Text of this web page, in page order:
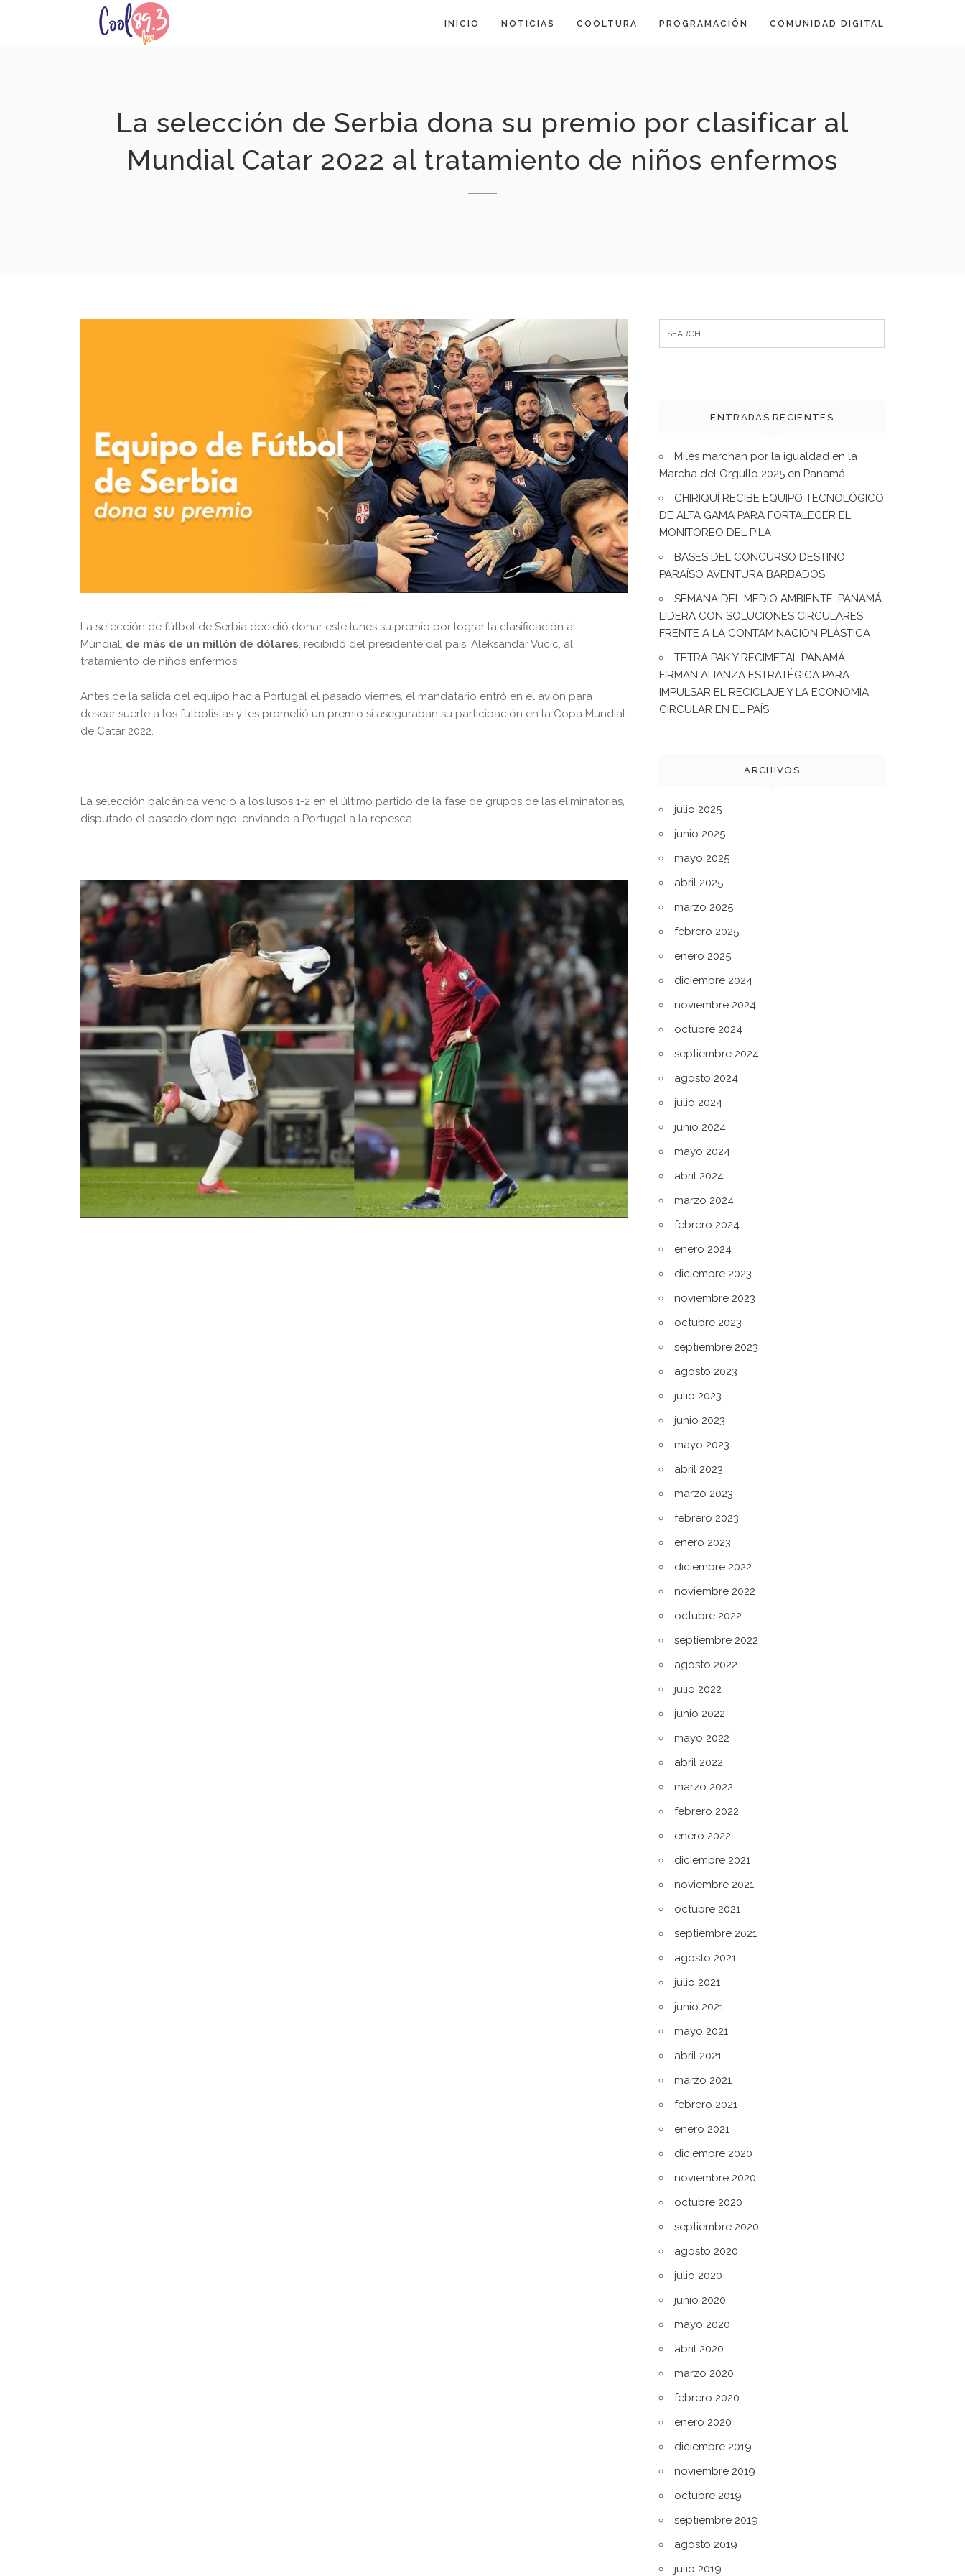
INICIO NOTICIAS COOLTURA PROGRAMACIÓN COMUNIDAD DIGITAL
La selección de Serbia dona su premio por clasificar al
Mundial Catar 2022 al tratamiento de niños enfermos
La selección de fútbol de Serbia decidió donar este lunes su premio por lograr la clasificación al
Mundial, de más de un millón de dólares, recibido del presidente del país, Aleksandar Vucic, al
tratamiento de niños enfermos.
Antes de la salida del equipo hacia Portugal el pasado viernes, el mandatario entró en el avión para
desear suerte a los futbolistas y les prometió un premio si aseguraban su participación en la Copa Mundial
de Catar 2022.
La selección balcánica venció a los lusos 1-2 en el último partido de la fase de grupos de las eliminatorias,
disputado el pasado domingo, enviando a Portugal a la repesca.
for:
ENTRADAS RECIENTES
Miles marchan por la igualdad en la
Marcha del Orgullo 2025 en Panamá
CHIRIQUÍ RECIBE EQUIPO TECNOLÓGICO
DE ALTA GAMA PARA FORTALECER EL
MONITOREO DEL PILA
BASES DEL CONCURSO DESTINO
PARAÍSO AVENTURA BARBADOS
SEMANA DEL MEDIO AMBIENTE: PANAMÁ
LIDERA CON SOLUCIONES CIRCULARES
FRENTE A LA CONTAMINACIÓN PLÁSTICA
TETRA PAK Y RECIMETAL PANAMÁ
FIRMAN ALIANZA ESTRATÉGICA PARA
IMPULSAR EL RECICLAJE Y LA ECONOMÍA
CIRCULAR EN EL PAÍS
ARCHIVOS
julio 2025
junio 2025
mayo 2025
abril 2025
marzo 2025
febrero 2025
enero 2025
diciembre 2024
noviembre 2024
octubre 2024
septiembre 2024
agosto 2024
julio 2024
junio 2024
mayo 2024
abril 2024
marzo 2024
febrero 2024
enero 2024
diciembre 2023
noviembre 2023
octubre 2023
septiembre 2023
agosto 2023
julio 2023
junio 2023
mayo 2023
abril 2023
marzo 2023
febrero 2023
enero 2023
diciembre 2022
noviembre 2022
octubre 2022
septiembre 2022
agosto 2022
julio 2022
junio 2022
mayo 2022
abril 2022
marzo 2022
febrero 2022
enero 2022
diciembre 2021
noviembre 2021
octubre 2021
septiembre 2021
agosto 2021
julio 2021
junio 2021
mayo 2021
abril 2021
marzo 2021
febrero 2021
enero 2021
diciembre 2020
noviembre 2020
octubre 2020
septiembre 2020
agosto 2020
julio 2020
junio 2020
mayo 2020
abril 2020
marzo 2020
febrero 2020
enero 2020
diciembre 2019
noviembre 2019
octubre 2019
septiembre 2019
agosto 2019
julio 2019